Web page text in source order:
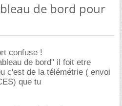
de bord pour
confuse !
de bord" il foit etre
c'est de la télémétrie ( envoi
que tu